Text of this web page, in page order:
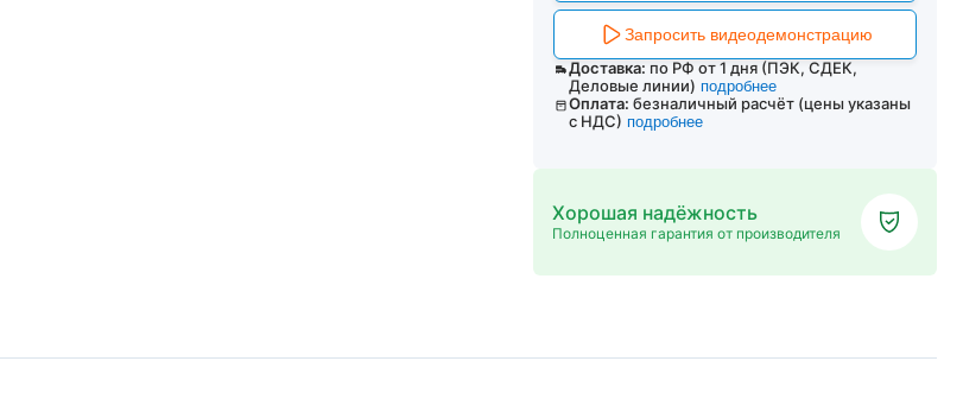
Запросить видеодемонстрацию
Доставка: по РФ от 1 дня (ПЭК, СДЕК,
Деловые линии) подробнее
Оплата: безналичный расчёт (цены указаны
с НДС) подробнее
Хорошая надёжность
Полноценная гарантия от производителя